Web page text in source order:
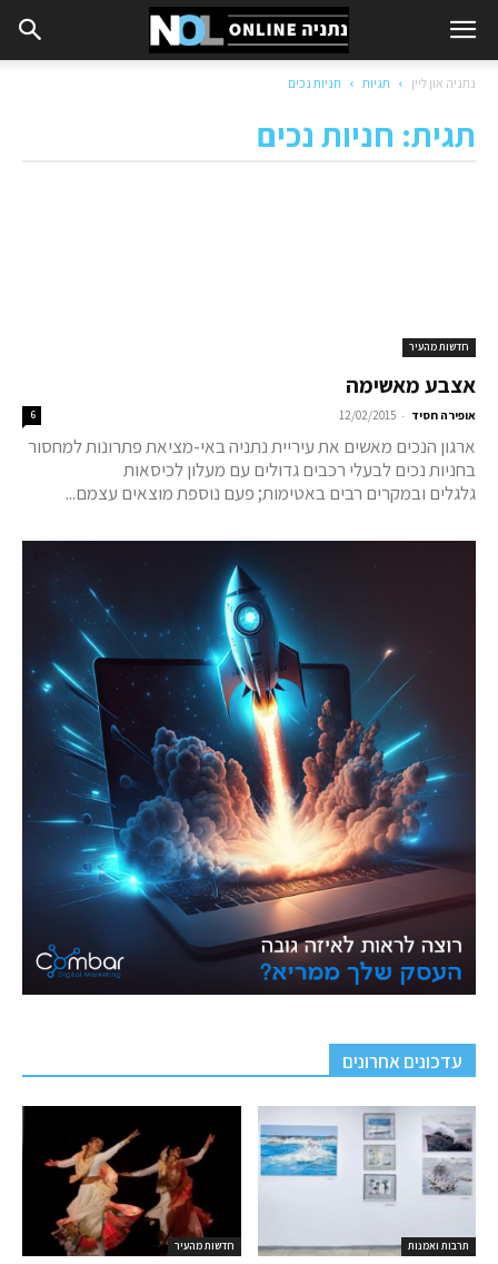
נתניה און ליין תגיות חניות נכים
תגית: חניות נכים
חדשות מהעיר
אצבע מאשימה
אופירה חסיד -
12/02/2015
6
ארגון הנכים מאשים את עיריית נתניה באי-מציאת פתרונות למחסור
בחניות נכים לבעלי רכבים גדולים עם מעלון לכיסאות
גלגלים ובמקרים רבים באטימות; פעם נוספת מוצאים עצמם...
עדכונים אחרונים
חדשות מהעיר תרבות ואמנות